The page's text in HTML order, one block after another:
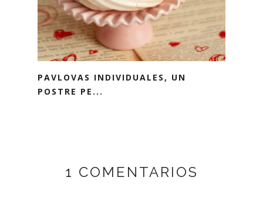
PAVLOVAS INDIVIDUALES, UN
POSTRE PE...
1 COMENTARIOS